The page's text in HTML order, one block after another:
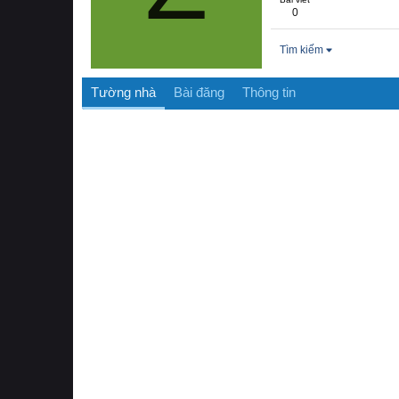
0
Tìm kiếm
Tường nhà Bài đăng Thông tin